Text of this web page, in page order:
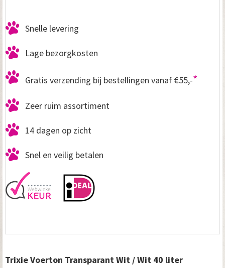
Snelle levering
Lage bezorgkosten
Gratis verzending bij bestellingen vanaf €55,-*
Zeer ruim assortiment
14 dagen op zicht
Snel en veilig betalen
Trixie Voerton Transparant Wit / Wit 40 liter